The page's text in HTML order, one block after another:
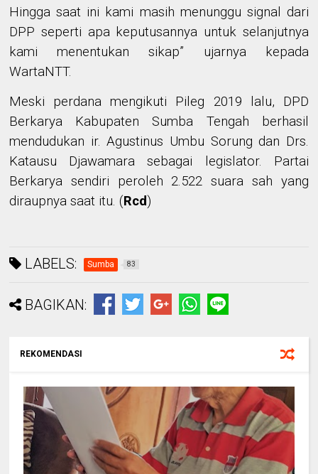
Hingga saat ini kami masih menunggu signal dari
DPP seperti apa keputusannya untuk selanjutnya
kami menentukan sikap” ujarnya kepada
WartaNTT.
Meski perdana mengikuti Pileg 2019 lalu, DPD
Berkarya Kabupaten Sumba Tengah berhasil
mendudukan ir. Agustinus Umbu Sorung dan Drs.
Katausu Djawamara sebagai legislator. Partai
Berkarya sendiri peroleh 2.522 suara sah yang
diraupnya saat itu. (Rcd)
LABELS: Sumba 83
BAGIKAN:
REKOMENDASI